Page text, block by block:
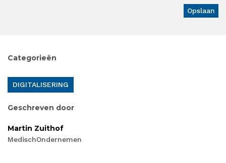
Categorieën
DIGITALISERING
Geschreven door
Martin Zuithof
MedischOndernemen